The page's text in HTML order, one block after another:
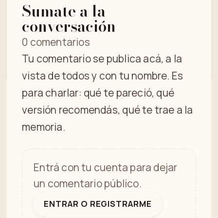
Sumate a la
conversación
0 comentarios
Tu comentario se publica acá, a la
vista de todos y con tu nombre. Es
para charlar: qué te pareció, qué
versión recomendás, qué te trae a la
memoria.
Entrá con tu cuenta para dejar
un comentario público.
ENTRAR O REGISTRARME